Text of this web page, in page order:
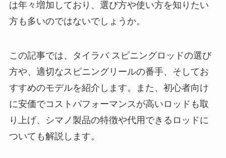
興味がある方は多いでしょう。タイラバでは「ベ
イトタックル」が主流とされていますが、スピニ
ングタックルにはキャスティングしやすく、操作
が簡単で扱いやすいといったメリットがありま
す。そのため、タイラバ スピニングロッドの需要
は年々増加しており、選び方や使い方を知りたい